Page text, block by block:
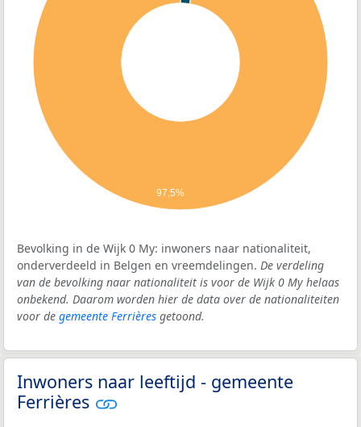
97,5%
Bevolking in de Wijk 0 My: inwoners naar nationaliteit,
onderverdeeld in Belgen en vreemdelingen. De verdeling
van de bevolking naar nationaliteit is voor de Wijk 0 My helaas
onbekend. Daarom worden hier de data over de nationaliteiten
voor de gemeente Ferrières getoond.
Inwoners naar leeftijd - gemeente
Ferrières